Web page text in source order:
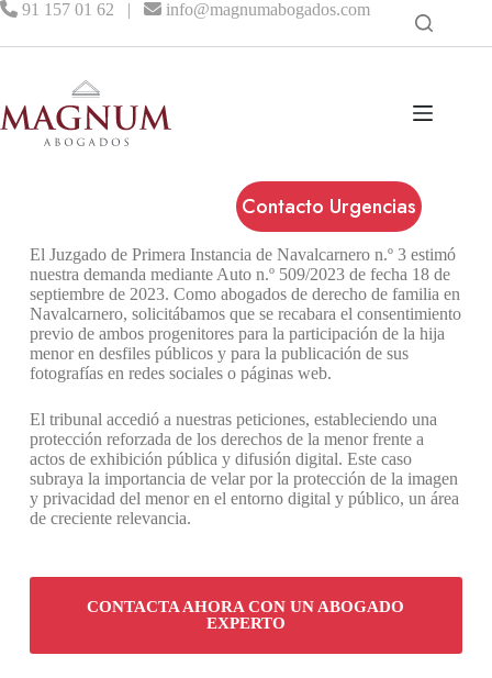
91 157 01 62 | info@magnumabogados.com
Contacto Urgencias
El Juzgado de Primera Instancia de Navalcarnero n.º 3 estimó
nuestra demanda mediante Auto n.º 509/2023 de fecha 18 de
septiembre de 2023. Como abogados de derecho de familia en
Navalcarnero, solicitábamos que se recabara el consentimiento
previo de ambos progenitores para la participación de la hija
menor en desfiles públicos y para la publicación de sus
fotografías en redes sociales o páginas web.
El tribunal accedió a nuestras peticiones, estableciendo una
protección reforzada de los derechos de la menor frente a
actos de exhibición pública y difusión digital. Este caso
subraya la importancia de velar por la protección de la imagen
y privacidad del menor en el entorno digital y público, un área
de creciente relevancia.
CONTACTA AHORA CON UN ABOGADO
EXPERTO